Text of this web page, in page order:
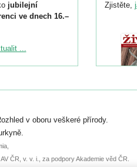
jubilejní
ve dnech 16.–
konferenci
do 6. září.
nebo
...
Zjistěte,
v oboru veškeré přírody.
ČR, v. v. i., za podpory Akademie věd ČR.